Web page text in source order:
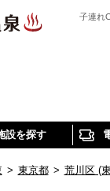
子連れ
設を探す
> 東京都 > 荒川区 (